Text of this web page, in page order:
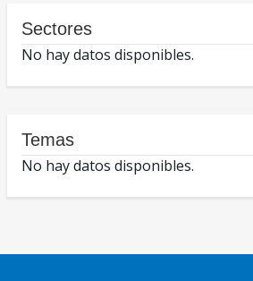
Sectores
No hay datos disponibles.
Temas
No hay datos disponibles.